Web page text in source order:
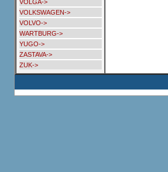
VOLGA->
VOLKSWAGEN->
VOLVO->
WARTBURG->
YUGO->
ZASTAVA->
ZUK->